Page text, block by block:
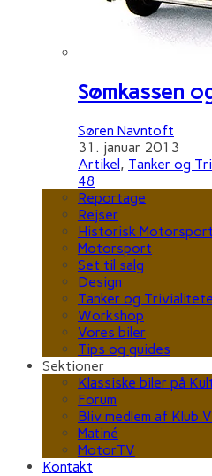
Sømkassen
Søren Navntoft
31. januar 2013
Artikel, Tanker og
48
Reportage
Rejser
Historisk Motorsport
Motorsport
Set til salg
Design
Tanker og
Workshop
Vores biler
Tips og guides
Sektioner
Klassiske biler på
Forum
Bliv medlem af Klub
Matiné
MotorTV
Kontakt